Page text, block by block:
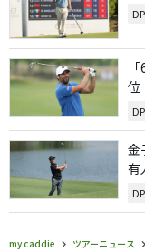
位
金
有
my caddie ツアーニュース